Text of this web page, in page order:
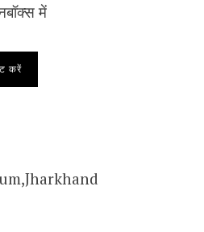
में
करें
Jharkhand